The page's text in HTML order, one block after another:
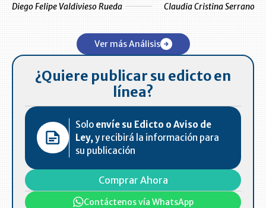
Diego Felipe Valdivieso Rueda Claudia Cristina Serrano
Ver más Análisis
¿Quiere publicar su edicto en
línea?
Solo envíe su Edicto o Aviso de
Ley, y recibirá la información para
su publicación
Comprar Ahora
Contáctenos vía WhatsApp